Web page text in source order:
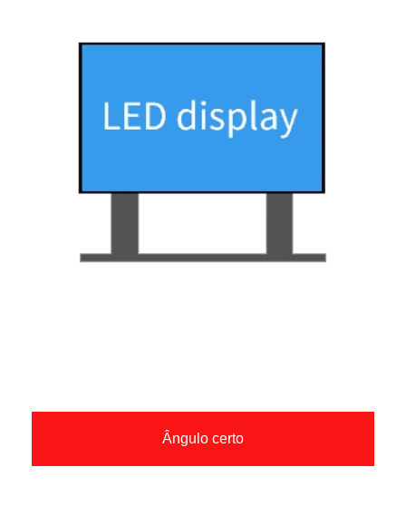
Ângulo certo